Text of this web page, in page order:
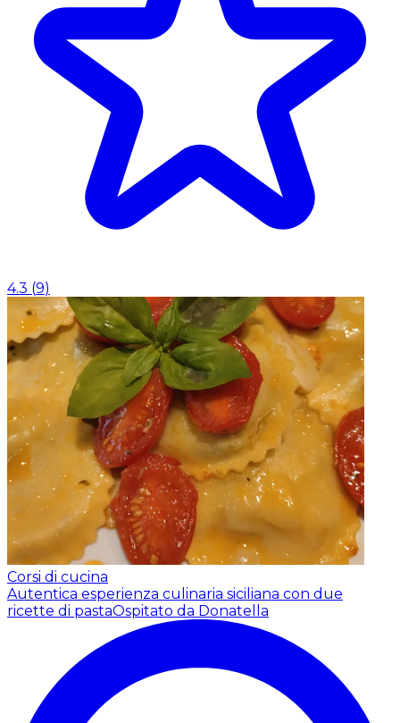
4.3 (9)
Corsi di cucina
Autentica esperienza culinaria siciliana con due
ricette di pastaOspitato da Donatella